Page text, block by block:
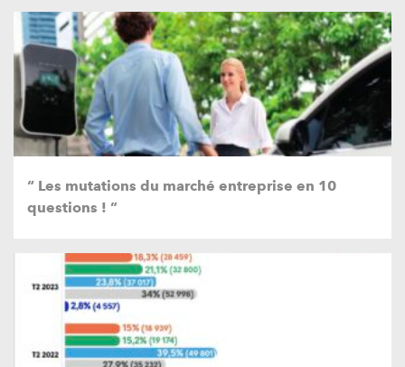
“ Les mutations du marché entreprise en 10
questions ! ”